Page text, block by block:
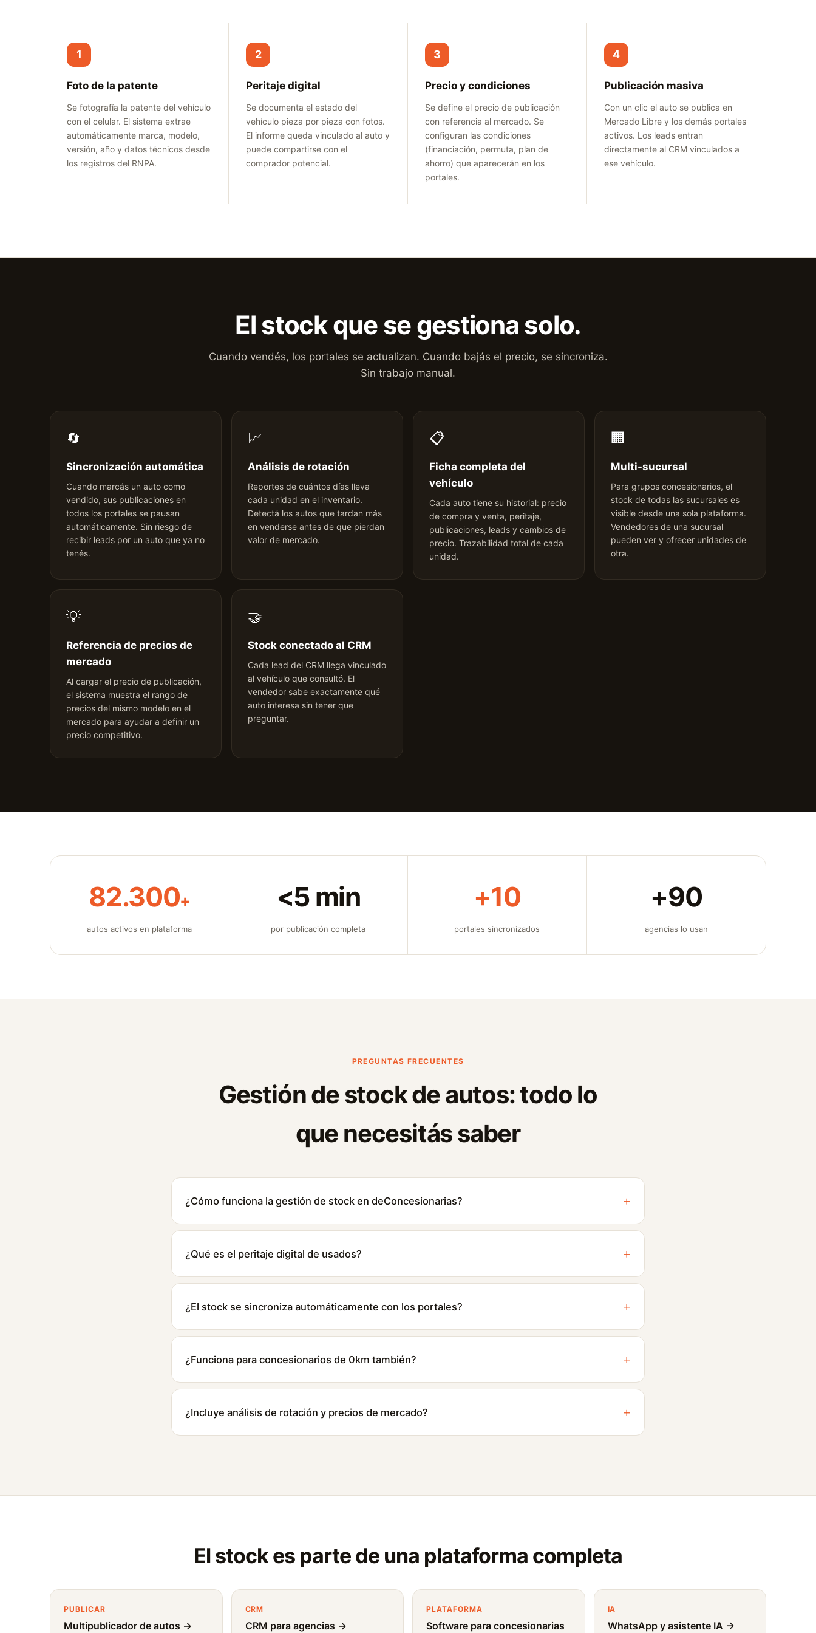
1
Foto de la patente
Se fotografía la patente del vehículo
con el celular. El sistema extrae
automáticamente marca, modelo,
versión, año y datos técnicos desde
los registros del RNPA.
2
Peritaje digital
Se documenta el estado del
vehículo pieza por pieza con fotos.
El informe queda vinculado al auto y
puede compartirse con el
comprador potencial.
3
Precio y condiciones
Se define el precio de publicación
con referencia al mercado. Se
configuran las condiciones
(financiación, permuta, plan de
ahorro) que aparecerán en los
portales.
4
Publicación masiva
Con un clic el auto se publica en
Mercado Libre y los demás portales
activos. Los leads entran
directamente al CRM vinculados a
ese vehículo.
El stock que se gestiona solo.
Cuando vendés, los portales se actualizan. Cuando bajás el precio, se sincroniza.
Sin trabajo manual.
🔄
Sincronización automática
Cuando marcás un auto como
vendido, sus publicaciones en
todos los portales se pausan
automáticamente. Sin riesgo de
recibir leads por un auto que ya no
tenés.
📈
Análisis de rotación
Reportes de cuántos días lleva
cada unidad en el inventario.
Detectá los autos que tardan más
en venderse antes de que pierdan
valor de mercado.
📋
Ficha completa del
vehículo
Cada auto tiene su historial: precio
de compra y venta, peritaje,
publicaciones, leads y cambios de
precio. Trazabilidad total de cada
unidad.
🏢
Multi-sucursal
Para grupos concesionarios, el
stock de todas las sucursales es
visible desde una sola plataforma.
Vendedores de una sucursal
pueden ver y ofrecer unidades de
otra.
💡
Referencia de precios de
mercado
Al cargar el precio de publicación,
el sistema muestra el rango de
precios del mismo modelo en el
mercado para ayudar a definir un
precio competitivo.
🤝
Stock conectado al CRM
Cada lead del CRM llega vinculado
al vehículo que consultó. El
vendedor sabe exactamente qué
auto interesa sin tener que
preguntar.
82.300+
autos activos en plataforma
<5 min
por publicación completa
+10
portales sincronizados
+90
agencias lo usan
PREGUNTAS FRECUENTES
Gestión de stock de autos: todo lo
que necesitás saber
¿Cómo funciona la gestión de stock en deConcesionarias? +
¿Qué es el peritaje digital de usados? +
¿El stock se sincroniza automáticamente con los portales? +
¿Funciona para concesionarios de 0km también? +
¿Incluye análisis de rotación y precios de mercado? +
El stock es parte de una plataforma completa
PUBLICAR
Multipublicador de autos →
CRM
CRM para agencias →
PLATAFORMA
Software para concesionarias
IA
WhatsApp y asistente IA →